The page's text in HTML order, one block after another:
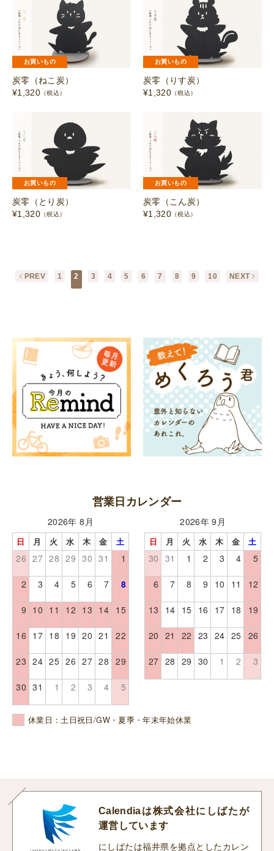
お買いもの
炭零（ねこ炭）
¥1,320 （税込）
お買いもの
炭零（りす炭）
¥1,320 （税込）
お買いもの
炭零（とり炭）
¥1,320 （税込）
お買いもの
炭零（こん炭）
¥1,320 （税込）
PREV 1 2 3 4 5 6 7 8 9 10 NEXT
営業日カレンダー
2026年 8月
日 月 火 水 木 金 土
26 27 28 29 30 31 1
2 3 4 5 6 7 8
9 10 11 12 13 14 15
16 17 18 19 20 21 22
23 24 25 26 27 28 29
30 31 1 2 3 4 5
2026年 9月
日 月 火 水 木 金 土
30 31 1 2 3 4 5
6 7 8 9 10 11 12
13 14 15 16 17 18 19
20 21 22 23 24 25 26
27 28 29 30 1 2 3
休業日：土日祝日/GW・夏季・年末年始休業
Calendiaは株式会社にしばたが
運営しています
にしばたは福井県を拠点としたカレン